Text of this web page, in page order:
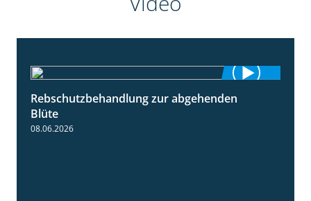
3:06
Rebschutzbehandlung zur abgehenden
Blüte
08.06.2026